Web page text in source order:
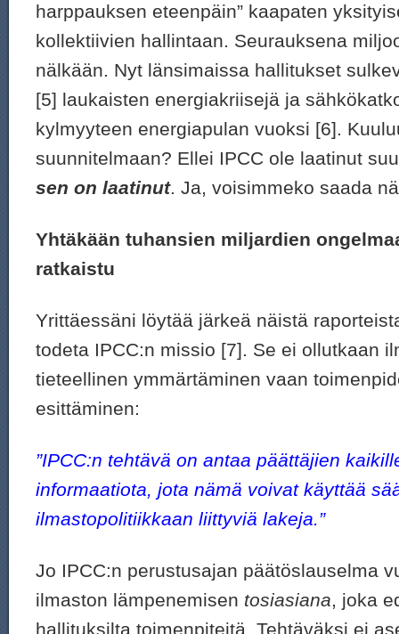
harppauksen eteenpäin” kaapaten
kollektiivien hallintaan. Seurauksena
nälkään. Nyt länsimaissa hallitukset
[5] laukaisten energiakriisejä ja
kylmyyteen energiapulan vuoksi [6].
suunnitelmaan? Ellei IPCC ole laatinut
sen on laatinut. Ja, voisimmeko saada
Yhtäkään tuhansien miljardien
ratkaistu
Yrittäessäni löytää järkeä näistä
todeta IPCC:n missio [7]. Se ei ollutkaan
tieteellinen ymmärtäminen vaan
esittäminen:
”IPCC:n tehtävä on antaa päättäjien
informaatiota, jota nämä voivat käyttää
ilmastopolitiikkaan liittyviä lakeja.”
Jo IPCC:n perustusajan päätöslauselma
ilmaston lämpenemisen tosiasiana, joka
hallituksilta toimenpiteitä. Tehtäväksi ei